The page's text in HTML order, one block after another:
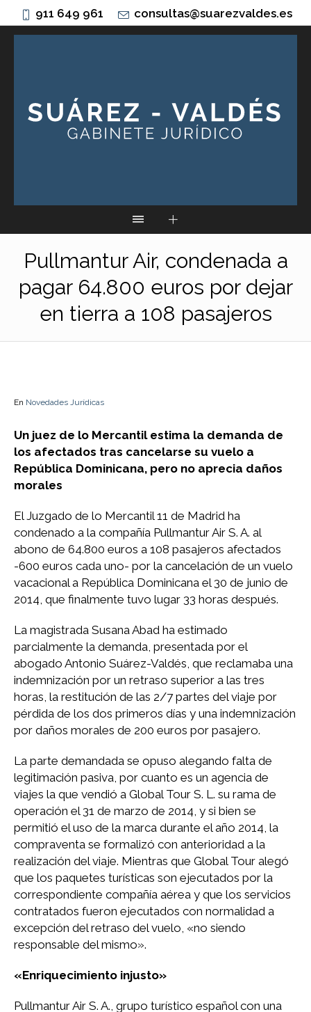
911 649 961 consultas@suarezvaldes.es
Pullmantur Air, condenada a
pagar 64.800 euros por dejar
en tierra a 108 pasajeros
En Novedades Jurídicas
Un juez de lo Mercantil estima la demanda de
los afectados tras cancelarse su vuelo a
República Dominicana, pero no aprecia daños
morales
El Juzgado de lo Mercantil 11 de Madrid ha
condenado a la compañía Pullmantur Air S. A. al
abono de 64.800 euros a 108 pasajeros afectados
-600 euros cada uno- por la cancelación de un vuelo
vacacional a República Dominicana el 30 de junio de
2014, que finalmente tuvo lugar 33 horas después.
La magistrada Susana Abad ha estimado
parcialmente la demanda, presentada por el
abogado Antonio Suárez-Valdés, que reclamaba una
indemnización por un retraso superior a las tres
horas, la restitución de las 2/7 partes del viaje por
pérdida de los dos primeros días y una indemnización
por daños morales de 200 euros por pasajero.
La parte demandada se opuso alegando falta de
legitimación pasiva, por cuanto es un agencia de
viajes la que vendió a Global Tour S. L. su rama de
operación el 31 de marzo de 2014, y si bien se
permitió el uso de la marca durante el año 2014, la
compraventa se formalizó con anterioridad a la
realización del viaje. Mientras que Global Tour alegó
que los paquetes turísticas son ejecutados por la
correspondiente compañía aérea y que los servicios
contratados fueron ejecutados con normalidad a
excepción del retraso del vuelo, «no siendo
responsable del mismo».
«Enriquecimiento injusto»
Pullmantur Air S. A., grupo turístico español con una